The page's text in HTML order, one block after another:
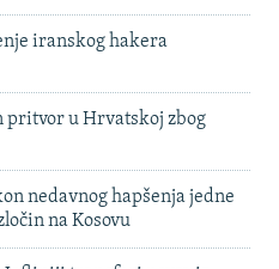
iranskog hakera
pritvor u Hrvatskoj zbog
nedavnog hapšenja jedne
na Kosovu